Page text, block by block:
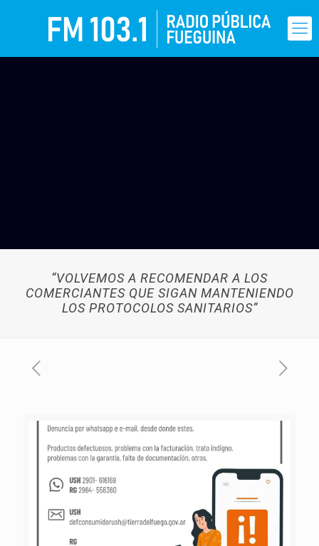
“VOLVEMOS A RECOMENDAR A LOS
COMERCIANTES QUE SIGAN MANTENIENDO
LOS PROTOCOLOS SANITARIOS”